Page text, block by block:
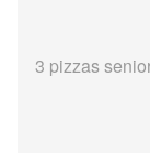
3 pizzas